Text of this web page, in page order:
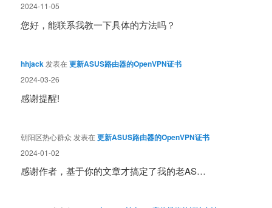
2024-11-05
您好，能联系我教一下具体的方法吗？
hhjack 发表在更新ASUS路由器的OpenVPN证书
2024-03-26
感谢提醒!
朝阳区热心群众 发表在更新ASUS路由器的OpenVPN证书
2024-01-02
感谢作者，基于你的文章才搞定了我的老AS…